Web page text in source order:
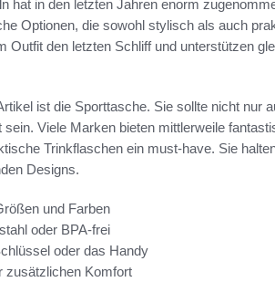
hat in den letzten Jahren enorm
Optionen, die sowohl stylisch als auch
Outfit den letzten Schliff und unterstützen
ist die Sporttasche. Sie sollte nicht nur
Viele Marken bieten mittlerweile
Trinkflaschen ein must-have. Sie
Designs.
und Farben
oder BPA-frei
oder das Handy
zusätzlichen Komfort